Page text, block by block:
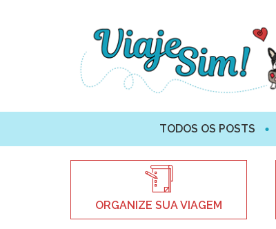
TODOS OS POSTS
ORGANIZE SUA VIAGEM